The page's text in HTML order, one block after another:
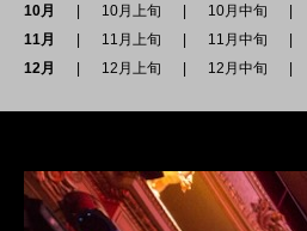
10月
10月上旬 10月中旬
11月
11月上旬 11月中旬
12月
12月上旬 12月中旬